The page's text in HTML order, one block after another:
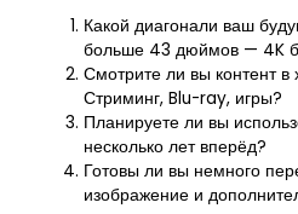
Какой диагонали ваш
больше 43 дюймов — 4K
Смотрите ли вы контент в
Стриминг, Blu-ray, игры?
Планируете ли вы
несколько лет вперёд?
Готовы ли вы немного
изображение и